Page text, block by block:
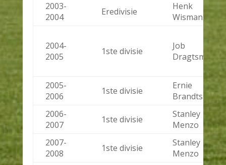
2003-
2004
Eredivisie
Henk
Wisman
2004-
2005
1ste divisie
Job
Dragtsma
2005-
2006
1ste divisie
Ernie
Brandts
2006-
2007
1ste divisie
Stanley
Menzo
2007-
2008
1ste divisie
Stanley
Menzo